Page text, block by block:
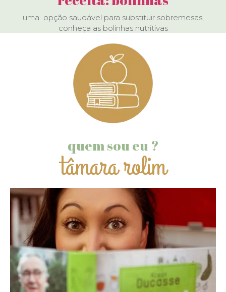
uma opção saudável para substituir sobremesas,
conheça as bolinhas nutritivas
quem sou eu ?
tâmara rolim